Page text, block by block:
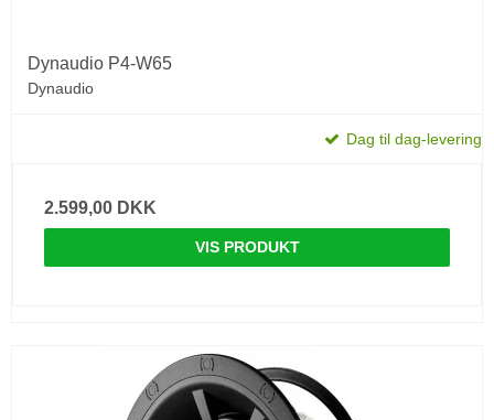
Dynaudio P4-W65
Dynaudio
Dag til dag-levering
2.599,00 DKK
VIS PRODUKT